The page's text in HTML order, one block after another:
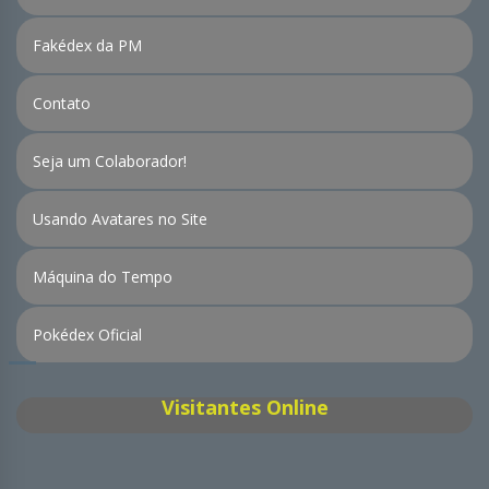
Fakédex da PM
Contato
Seja um Colaborador!
Usando Avatares no Site
Máquina do Tempo
Pokédex Oficial
Visitantes Online